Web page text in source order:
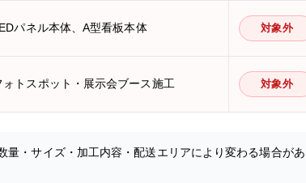
パネル本体、A型看板本体 対象外
ォトスポット・展示会ブース施工 対象外
量・サイズ・加工内容・配送エリアにより変わる場合が